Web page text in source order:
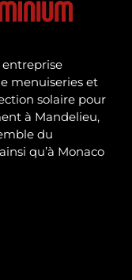
menuiseries et
solaire pour
à Mandelieu,
du
qu’à Monaco